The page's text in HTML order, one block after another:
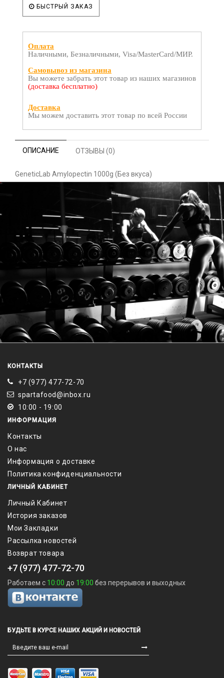
БЫСТРЫЙ ЗАКАЗ
Оплата
Наличными, Безналичными, Visa/MasterCard/МИР.
Самовывоз из магазина
Вы можете забрать этот товар из наших магазинов
(доставка бесплатно)
Доставка
Мы можем доставить этот товар по всей России
ОПИСАНИЕ ОТЗЫВЫ (0)
GeneticLab Amylopectin 1000g (Без вкуса)
КОНТАКТЫ
+7 (977) 477-72-70
spartafood@inbox.ru
10:00 - 19:00
ИНФОРМАЦИЯ
Контакты
О нас
Информация о доставке
Политика конфиденциальности
ЛИЧНЫЙ КАБИНЕТ
Личный Кабинет
История заказов
Мои Закладки
Рассылка новостей
Возврат товара
+7 (977) 477-72-70
Работаем с 10:00 до 19:00 без перерывов и выходных
БУДЬТЕ В КУРСЕ НАШИХ АКЦИЙ И НОВОСТЕЙ